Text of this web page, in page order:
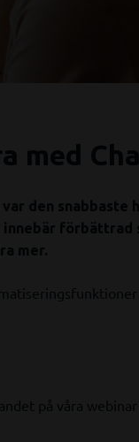
med
den snabbaste
innebär
mer.
på våra